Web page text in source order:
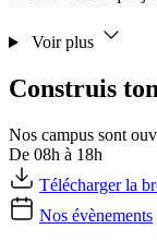
Voir plus
Construis
Nos campus sont
De 08h à 18h
Télécharger la
Nos évènements